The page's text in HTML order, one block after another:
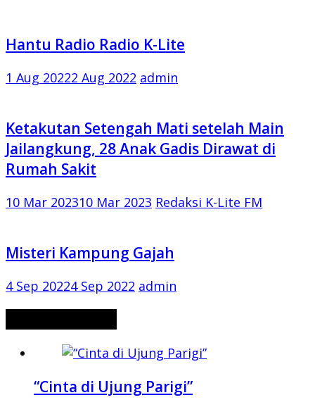
Hantu Radio Radio K-Lite
1 Aug 20222 Aug 2022 admin
Ketakutan Setengah Mati setelah Main
Jailangkung, 28 Anak Gadis Dirawat di
Rumah Sakit
10 Mar 202310 Mar 2023 Redaksi K-Lite FM
Misteri Kampung Gajah
4 Sep 20224 Sep 2022 admin
“Cinta di Ujung Parigi”